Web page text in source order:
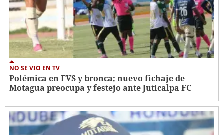
NO SE VIO EN TV
Polémica en FVS y bronca; nuevo fichaje de
Motagua preocupa y festejo ante Juticalpa FC